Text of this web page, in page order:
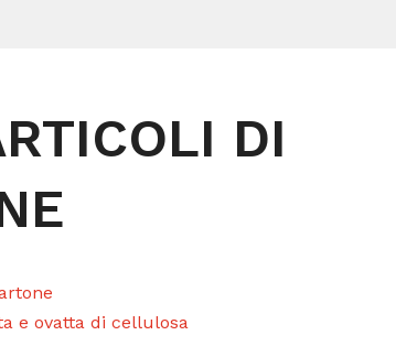
DI
e ovatta di cellulosa